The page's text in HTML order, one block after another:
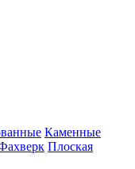
Каменные
Плоская